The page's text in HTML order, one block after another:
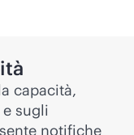
capacità,
sugli
notifiche